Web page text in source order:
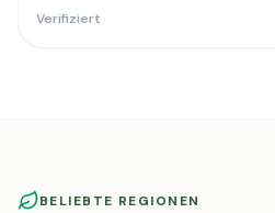
Verifiziert
BELIEBTE REGIONEN